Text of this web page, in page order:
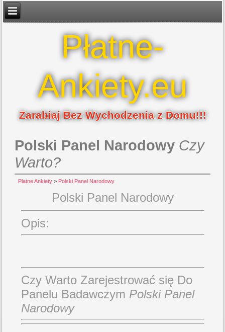
Płatne-
Ankiety.eu
Zarabiaj Bez Wychodzenia z Domu!!!
Polski Panel Narodowy Czy
Warto?
Płatne Ankiety > Polski Panel Narodowy
Polski Panel Narodowy
Opis:
Czy Warto Zarejestrować się Do
Panelu Badawczym Polski Panel
Narodowy